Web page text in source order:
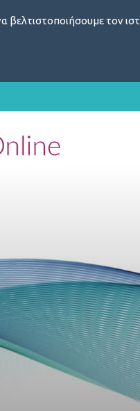
βελτιστοποιήσουμε τον